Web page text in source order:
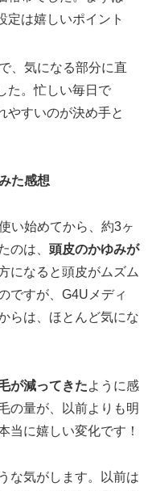
定は嬉しいポイント
、気になる部分に直
た。忙しい毎日で
やすいのが決め手と
た感想
い始めてから、約3ヶ
のは、 頭皮のかゆみが
になると頭皮がムズム
ですが、G4Uメディ
らは、ほとんど気にな
が減ってきたように感
の量が、以前よりも明
当に嬉しい変化です！
な気がします。以前は